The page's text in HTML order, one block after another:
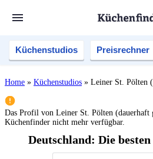
Küchenstudios Preisrechner
Home » Küchenstudios » Leiner St. Pölten
Das Profil von Leiner St. Pölten (dauerhaft
Küchenfinder nicht mehr verfügbar.
Deutschland: Die